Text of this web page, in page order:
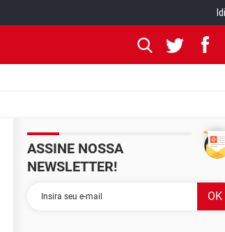
ASSINE NOSSA
NEWSLETTER!